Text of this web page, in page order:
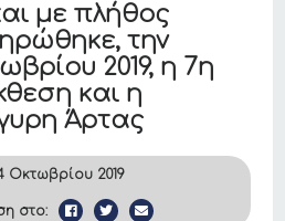
με πλήθος
την
2019, η 7η
και η
Άρτας
Οκτωβρίου 2019
στο: